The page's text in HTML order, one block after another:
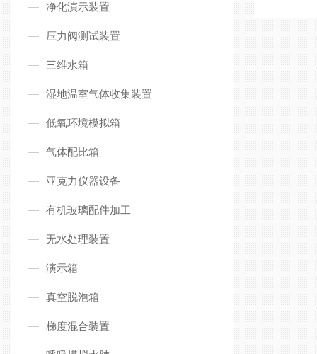
净化演示装置
压力阀测试装置
三维水箱
湿地温室气体收集装置
低氧环境模拟箱
气体配比箱
亚克力仪器设备
有机玻璃配件加工
无水处理装置
演示箱
真空脱泡箱
梯度混合装置